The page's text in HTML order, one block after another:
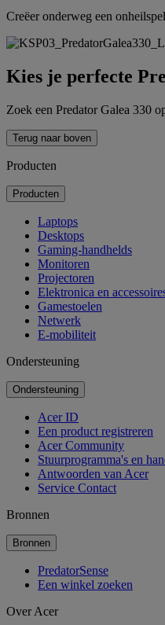
Creëer onderweg een
Kies je perfecte
Zoek een Predator Galea 330
Terug naar boven
Producten
Producten
Laptops
Desktops
Gaming-handhelds
Monitoren
Projectoren
Elektronica en
Gamestoelen
Netwerk
E-mobiliteit
Ondersteuning
Ondersteuning
Acer ID
Een product registreren
Acer Community
Stuurprogramma's en
Antwoorden van Acer
Service Contact
Bronnen
Bronnen
PredatorSense
Een winkel zoeken
Over Acer